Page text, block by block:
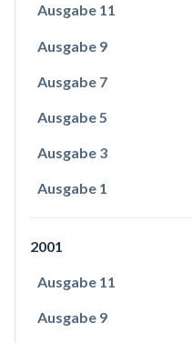
Ausgabe 11
Ausgabe 9
Ausgabe 7
Ausgabe 5
Ausgabe 3
Ausgabe 1
2001
Ausgabe 11
Ausgabe 9